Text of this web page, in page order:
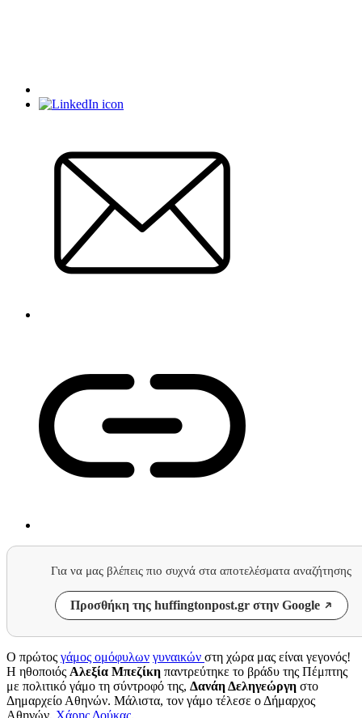
Για να μας βλέπεις πιο συχνά στα αποτελέσματα αναζήτησης
Προσθήκη της huffingtonpost.gr στην Google
Ο πρώτος γάμος ομόφυλων γυναικών στη χώρα μας είναι γεγονός!
Η ηθοποιός Αλεξία Μπεζίκη παντρεύτηκε το βράδυ της Πέμπτης
με πολιτικό γάμο τη σύντροφό της, Δανάη Δεληγεώργη στο
Δημαρχείο Αθηνών. Μάλιστα, τον γάμο τέλεσε ο Δήμαρχος
Αθηνών, Χάρης Δούκας.